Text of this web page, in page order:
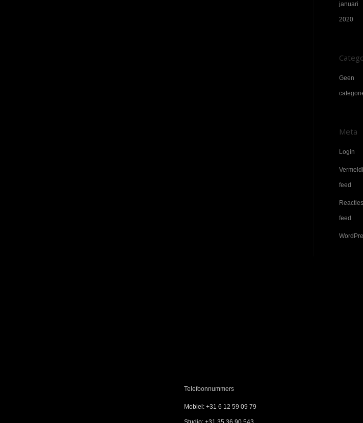
januari
2020
Geen
Meta
Login
feed
Reacties
feed
Telefoonnummers
Mobiel: +31 6 12 59 09 79